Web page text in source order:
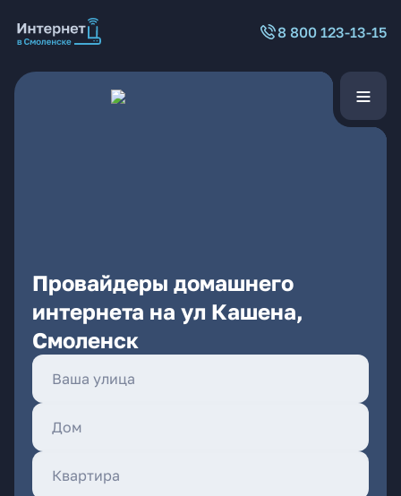
8 800 123-13-15
Провайдеры домашнего
интернета на ул Кашена,
Смоленск